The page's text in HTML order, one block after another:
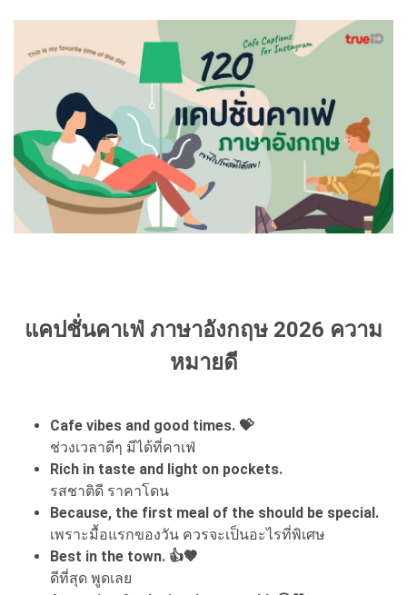
แคปชั่นคาเฟ่ ภาษาอังกฤษ 2026 ความ
หมายดี
Cafe vibes and good times. 💝
ช่วงเวลาดีๆ มีได้ที่คาเฟ่
Rich in taste and light on pockets.
รสชาติดี ราคาโดน
Because, the first meal of the should be special.
เพราะมื้อแรกของวัน ควรจะเป็นอะไรที่พิเศษ
Best in the town. 👍🤎
ดีที่สุด พูดเลย